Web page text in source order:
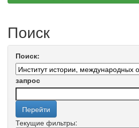
Поиск
Поиск:
запрос
Текущие фильтры: